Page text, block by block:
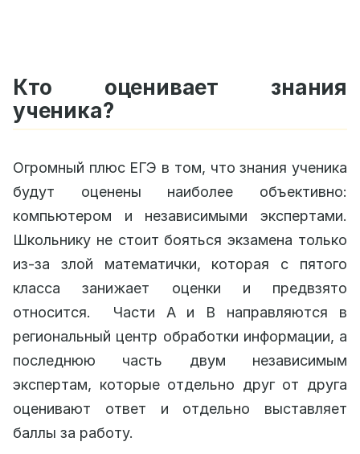
Кто оценивает знания
ученика?
Огромный плюс ЕГЭ в том, что знания ученика
будут оценены наиболее объективно:
компьютером и независимыми экспертами.
Школьнику не стоит бояться экзамена только
из-за злой математички, которая с пятого
класса занижает оценки и предвзято
относится. Части А и В направляются в
региональный центр обработки информации, а
последнюю часть двум независимым
экспертам, которые отдельно друг от друга
оценивают ответ и отдельно выставляет
баллы за работу.